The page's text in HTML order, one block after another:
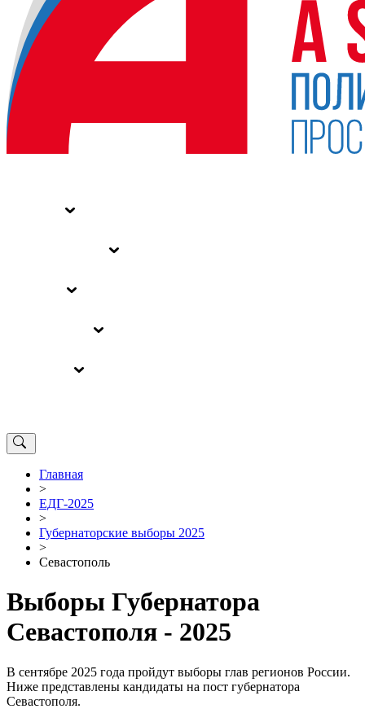
Главная
>
ЕДГ-2025
>
Губернаторские выборы 2025
>
Севастополь
Выборы Губернатора
Севастополя - 2025
В сентябре 2025 года пройдут выборы глав регионов России.
Ниже представлены кандидаты на пост губернатора
Севастополя.